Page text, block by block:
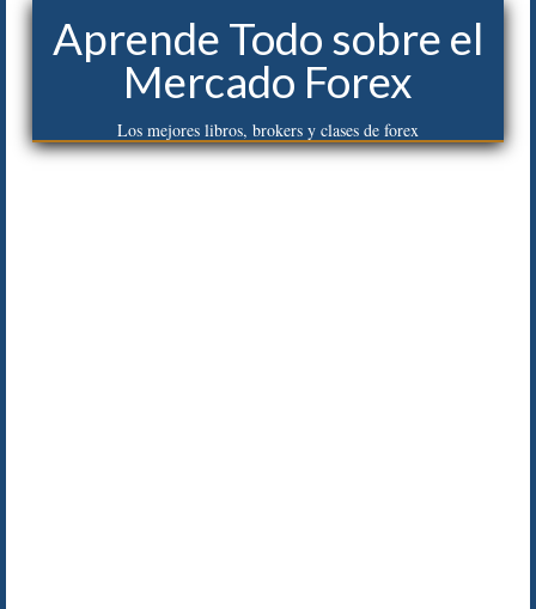
Aprende Todo sobre el
Mercado Forex
Los mejores libros, brokers y clases de forex